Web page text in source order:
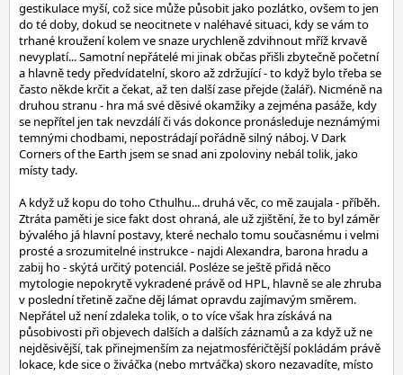
gestikulace myší, což sice může působit jako pozlátko, ovšem to jen
do té doby, dokud se neocitnete v naléhavé situaci, kdy se vám to
trhané kroužení kolem ve snaze urychleně zdvihnout mříž krvavě
nevyplatí... Samotní nepřátelé mi jinak občas přišli zbytečně početní
a hlavně tedy předvídatelní, skoro až zdržující - to když bylo třeba se
často někde krčit a čekat, až ten další zase přejde (žalář). Nicméně na
druhou stranu - hra má své děsivé okamžiky a zejména pasáže, kdy
se nepřítel jen tak nevzdálí či vás dokonce pronásleduje neznámými
temnými chodbami, nepostrádají pořádně silný náboj. V Dark
Corners of the Earth jsem se snad ani zpoloviny nebál tolik, jako
místy tady.
A když už kopu do toho Cthulhu... druhá věc, co mě zaujala - příběh.
Ztráta paměti je sice fakt dost ohraná, ale už zjištění, že to byl záměr
bývalého já hlavní postavy, které nechalo tomu současnému i velmi
prosté a srozumitelné instrukce - najdi Alexandra, barona hradu a
zabij ho - skýtá určitý potenciál. Posléze se ještě přidá něco
mytologie nepokrytě vykradené právě od HPL, hlavně se ale zhruba
v poslední třetině začne děj lámat opravdu zajímavým směrem.
Nepřátel už není zdaleka tolik, o to více však hra získává na
působivosti při objevech dalších a dalších záznamů a za když už ne
nejděsivější, tak přinejmenším za nejatmosféričtější pokládám právě
lokace, kde sice o živáčka (nebo mrtváčka) skoro nezavadíte, místo